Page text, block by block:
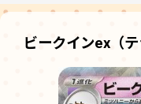
ビークインex（テ